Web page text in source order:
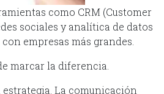
como CRM (Customer
sociales y analítica de datos
empresas más grandes.
marcar la diferencia.
La comunicación